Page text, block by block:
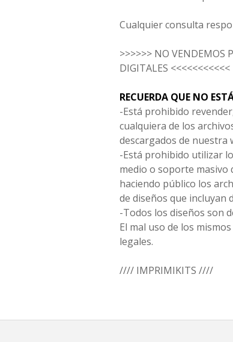
Cualquier consulta
>>>>>> NO VENDEMOS
DIGITALES <<<<<<<<<<<
RECUERDA QUE NO
-Está prohibido
cualquiera de los
descargados de nuestra
-Está prohibido utilizar
medio o soporte masivo
haciendo público los
de diseños que incluyan
-Todos los diseños son
El mal uso de los
legales.
//// IMPRIMIKITS ////